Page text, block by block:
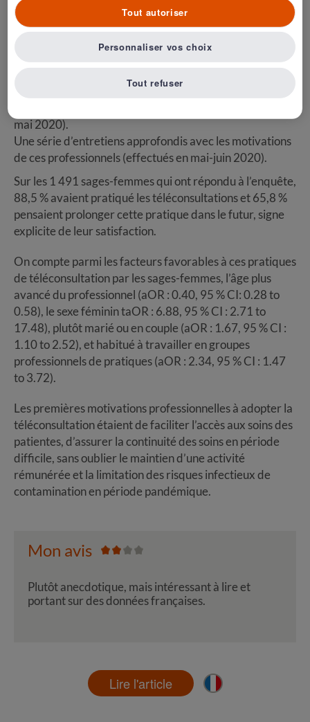
les sages-femmes en période de Covid-19.
L’étude procède en deux temps :
Une enquête auprès d’un panel de sages-femmes en
exercice libéral, sur les facteurs ayant motivé le
mai 2020).
Une série d’entretiens approfondis avec les motivations
de ces professionnels (effectués en mai-juin 2020).
Sur les 1 491 sages-femmes qui ont répondu à l’enquête,
88,5 % avaient pratiqué les téléconsultations et 65,8 %
pensaient prolonger cette pratique dans le futur, signe
explicite de leur satisfaction.
On compte parmi les facteurs favorables à ces pratiques
de téléconsultation par les sages-femmes, l’âge plus
avancé du professionnel (aOR : 0.40, 95 % CI: 0.28 to
0.58), le sexe féminin taOR : 6.88, 95 % CI : 2.71 to
17.48), plutôt marié ou en couple (aOR : 1.67, 95 % CI :
1.10 to 2.52), et habitué à travailler en groupes
professionnels de pratiques (aOR : 2.34, 95 % CI : 1.47
to 3.72).
Les premières motivations professionnelles à adopter la
téléconsultation étaient de faciliter l’accès aux soins des
patientes, d’assurer la continuité des soins en période
difficile, sans oublier le maintien d’une activité
rémunérée et la limitation des risques infectieux de
contamination en période pandémique.
Mon avis
Plutôt anecdotique, mais intéressant à lire et
portant sur des données françaises.
Lire l'article
Tout refuser
Tout autoriser
Personnaliser vos choix